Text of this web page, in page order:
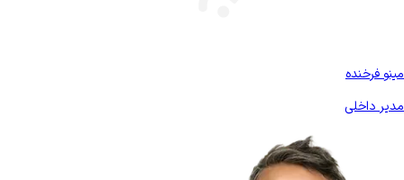
مینو فرخنده
مدیر داخلی